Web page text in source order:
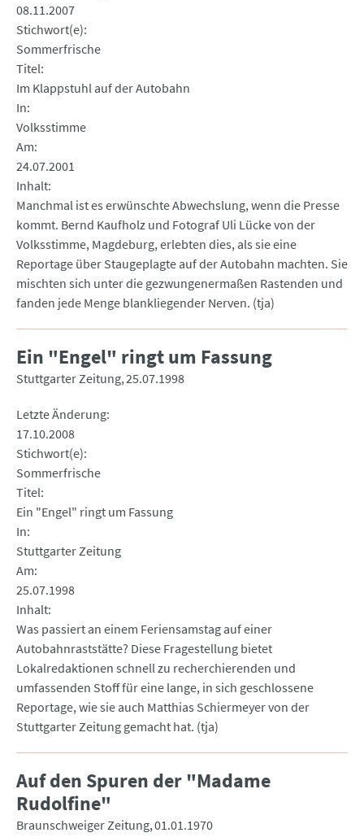
08.11.2007
Stichwort(e)
Sommerfrische
Titel
Im Klappstuhl auf der Autobahn
In
Volksstimme
Am
24.07.2001
Inhalt
Manchmal ist es erwünschte Abwechslung, wenn die Presse
kommt. Bernd Kaufholz und Fotograf Uli Lücke von der
Volksstimme, Magdeburg, erlebten dies, als sie eine
Reportage über Staugeplagte auf der Autobahn machten. Sie
mischten sich unter die gezwungenermaßen Rastenden und
fanden jede Menge blankliegender Nerven. (tja)
Ein "Engel" ringt um Fassung
Stuttgarter Zeitung 25.07.1998
Letzte Änderung
17.10.2008
Stichwort(e)
Sommerfrische
Titel
Ein "Engel" ringt um Fassung
In
Stuttgarter Zeitung
Am
25.07.1998
Inhalt
Was passiert an einem Feriensamstag auf einer
Autobahnraststätte? Diese Fragestellung bietet
Lokalredaktionen schnell zu recherchierenden und
umfassenden Stoff für eine lange, in sich geschlossene
Reportage, wie sie auch Matthias Schiermeyer von der
Stuttgarter Zeitung gemacht hat. (tja)
Auf den Spuren der "Madame
Rudolfine"
Braunschweiger Zeitung 01.01.1970